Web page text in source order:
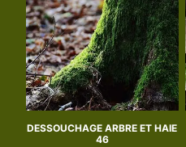
DESSOUCHAGE ARBRE ET HAIE
46